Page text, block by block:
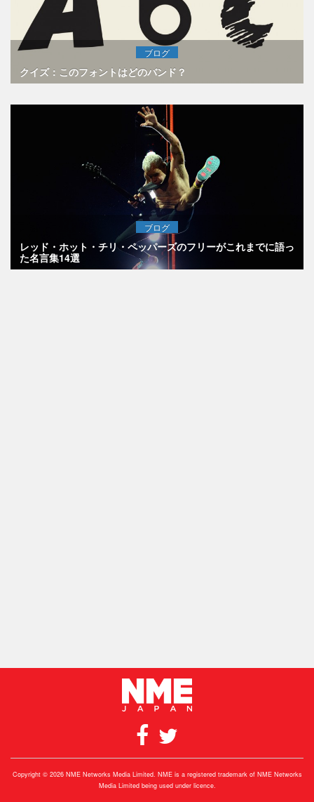
ブログ
クイズ：このフォントはどのバンド？
ブログ
レッド・ホット・チリ・ペッパーズのフリーがこれまでに語っ
た名言集14選
Copyright © 2026 NME Networks Media Limited. NME is a registered trademark of NME Networks
Media Limited being used under licence.